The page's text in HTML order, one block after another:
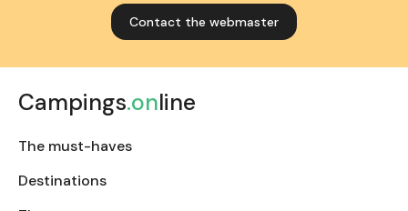
Contact the webmaster
Campings.online
The must-haves
Destinations